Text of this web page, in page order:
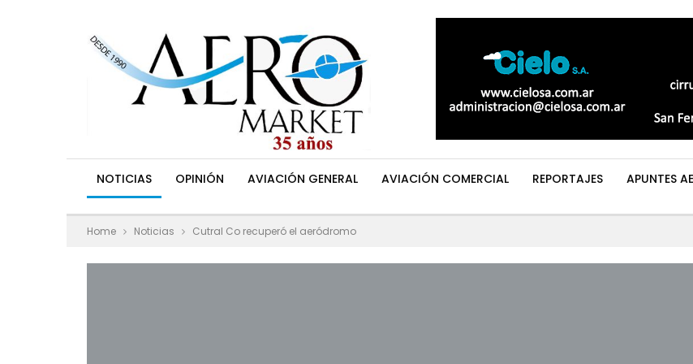
NOTICIAS OPINIÓN AVIACIÓN GENERAL AVIACIÓN COMERCIAL REPORTAJES APUNTES
Home Noticias Cutral Co recuperó el aeródromo